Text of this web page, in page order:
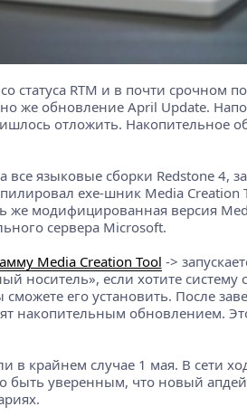
статуса RTM и в почти срочном
же обновление April Update.
отложить. Накопительное
языковые сборки Redstone 4,
exe-шник Media Creation
модифицированная версия
сервера Microsoft.
Media Creation Tool ->
носитель», если хотите
его установить. После
накопительным обновлением.
крайнем случае 1 мая. В сети
быть уверенным, что новый